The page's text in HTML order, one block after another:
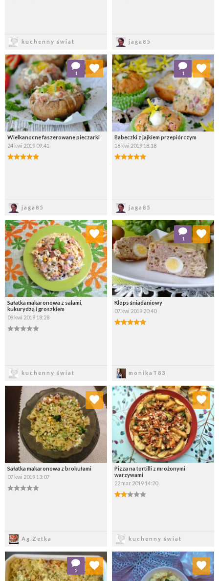
kuchenny świat jaga85
Wielkanocne faszerowane pieczarki
24 kwi 2019 09:41
jaga85
1
Dodaj do ulubionych
Wybierz listę:
Babeczki z jajkiem przepiórczym
16 kwi 2019 18:18
jaga85
1
Dodaj do ulubionych
Wybierz listę:
Sałatka makaronowa z salami,
kukurydzą i groszkiem
09 kwi 2019 18:28
kuchenny świat
Dodaj do ulubionych
Wybierz listę:
Klops śniadaniowy
07 kwi 2019 20:40
monikaT83
1
Dodaj do ulubionych
Wybierz listę:
Sałatka makaronowa z brokułami
07 kwi 2019 13:07
Ag.Zetka
Dodaj do ulubionych
Wybierz listę:
Pizza na tortilli z mrożonymi
warzywami
22 mar 2019 14:20
kuchenny świat
Dodaj do ulubionych
Wybierz listę:
2
Dodaj do ulubionych
Wybierz listę:
Dodaj do ulubionych
Wybierz listę: